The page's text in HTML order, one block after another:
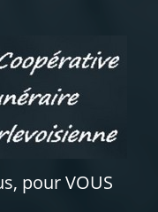
pour VOUS